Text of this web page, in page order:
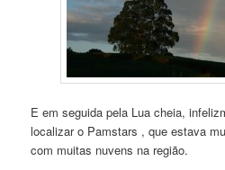
E em seguida pela Lua cheia,
localizar o Pamstars , que estava
com muitas nuvens na região.